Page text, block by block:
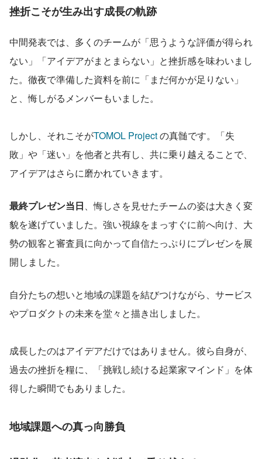
挫折こそが生み出す成長の軌跡
中間発表では、多くのチームが「思うような評価が得られ
ない」「アイデアがまとまらない」と挫折感を味わいまし
た。徹夜で準備した資料を前に「まだ何かが足りない」
と、悔しがるメンバーもいました。
しかし、それこそがTOMOL Project の真髄です。「失
敗」や「迷い」を他者と共有し、共に乗り越えることで、
アイデアはさらに磨かれていきます。
最終プレゼン当日、悔しさを見せたチームの姿は大きく変
貌を遂げていました。強い視線をまっすぐに前へ向け、大
勢の観客と審査員に向かって自信たっぷりにプレゼンを展
開しました。
自分たちの想いと地域の課題を結びつけながら、サービス
やプロダクトの未来を堂々と描き出しました。
成長したのはアイデアだけではありません。彼ら自身が、
過去の挫折を糧に、「挑戦し続ける起業家マインド」を体
得した瞬間でもありました。
地域課題への真っ向勝負